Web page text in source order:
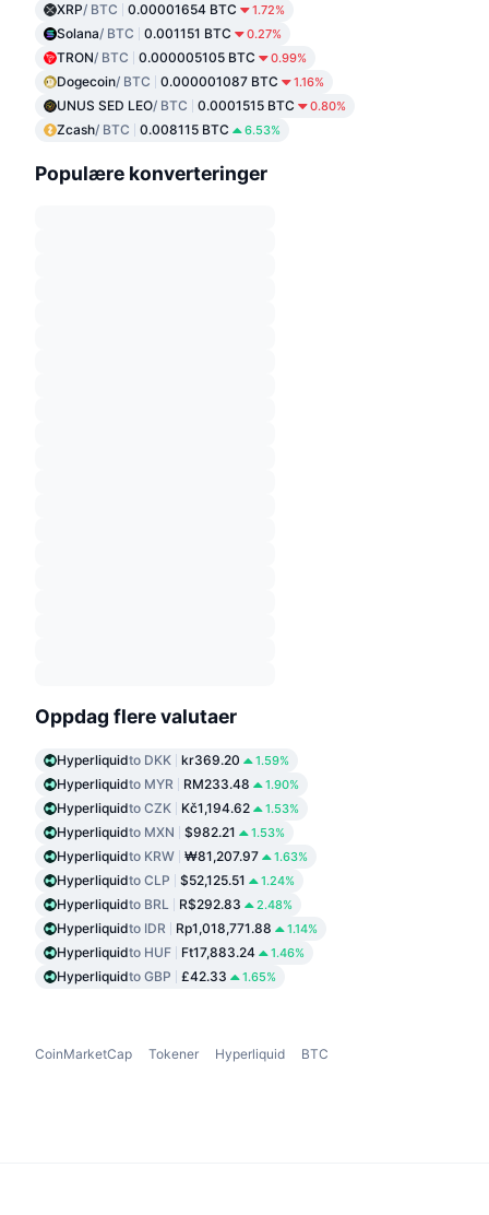
XRP/ BTC 0.00001654 BTC 1.72%
Solana/ BTC 0.001151 BTC 0.27%
TRON/ BTC 0.000005105 BTC 0.99%
Dogecoin/ BTC 0.000001087 BTC 1.16%
UNUS SED LEO/ BTC 0.0001515 BTC 0.80%
Zcash/ BTC 0.008115 BTC 6.53%
Populære konverteringer
Oppdag flere valutaer
Hyperliquidto DKK kr369.20 1.59%
Hyperliquidto MYR RM233.48 1.90%
Hyperliquidto CZK Kč1,194.62 1.53%
Hyperliquidto MXN $982.21 1.53%
Hyperliquidto KRW ₩81,207.97 1.63%
Hyperliquidto CLP $52,125.51 1.24%
Hyperliquidto BRL R$292.83 2.48%
Hyperliquidto IDR Rp1,018,771.88 1.14%
Hyperliquidto HUF Ft17,883.24 1.46%
Hyperliquidto GBP £42.33 1.65%
CoinMarketCap Tokener Hyperliquid BTC